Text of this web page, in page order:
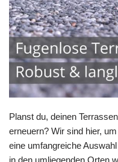
Planst du, deinen
erneuern? Wir sind hier,
eine umfangreiche